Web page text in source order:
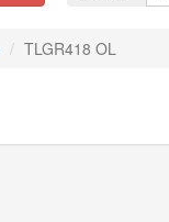
TLGR418 OL